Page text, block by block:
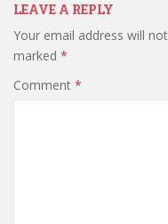
LEAVE A REPLY
Your email address will
marked *
Comment *